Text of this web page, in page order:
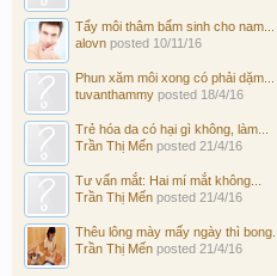
Tẩy môi thâm bẩm sinh cho nam...
alovn posted 10/11/16
Phun xăm môi xong có phải dặm...
tuvanthammy posted 18/4/16
Trẻ hóa da có hại gì không, làm...
Trần Thị Mến posted 21/4/16
Tư vấn mắt: Hai mí mắt không...
Trần Thị Mến posted 21/4/16
Thêu lông mày mấy ngày thì bong...
Trần Thị Mến posted 21/4/16